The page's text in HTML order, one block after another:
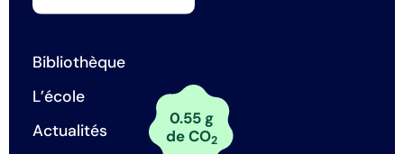
Bibliothèque
L’école
Actualités
0.55 g
de CO2